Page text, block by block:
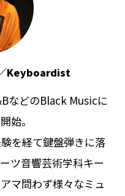
Keyboardist
などのBlack Musicに
始。
を経て鍵盤弾きに落
ツ音響芸術学科キー
マ問わず様々なミュ